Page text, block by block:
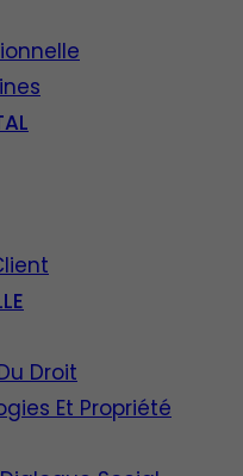
Droit
Et Propriété